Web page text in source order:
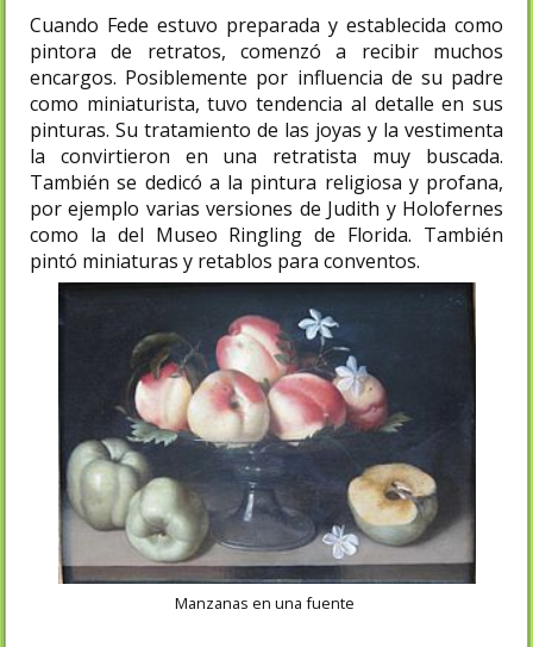
Cuando Fede estuvo preparada y establecida como
pintora de retratos, comenzó a recibir muchos
encargos. Posiblemente por influencia de su padre
como miniaturista, tuvo tendencia al detalle en sus
pinturas. Su tratamiento de las joyas y la vestimenta
la convirtieron en una retratista muy buscada.
También se dedicó a la pintura religiosa y profana,
por ejemplo varias versiones de Judith y Holofernes
como la del Museo Ringling de Florida. También
pintó miniaturas y retablos para conventos.
Manzanas en una fuente